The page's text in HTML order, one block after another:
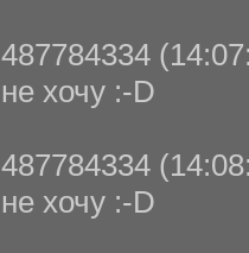
487784334
не хочу :-D
487784334
не хочу :-D